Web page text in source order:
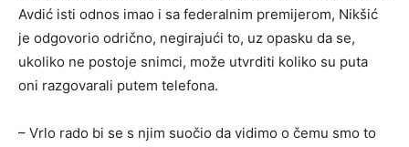
Avdić isti odnos imao i sa federalnim premijerom, Nikšić
je odgovorio odrično, negirajući to, uz opasku da se,
ukoliko ne postoje snimci, može utvrditi koliko su puta
oni razgovarali putem telefona.
– Vrlo rado bi se s njim suočio da vidimo o čemu smo to